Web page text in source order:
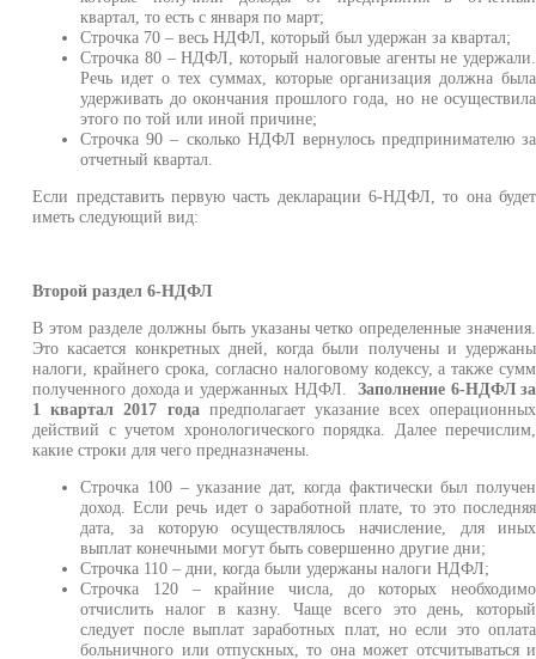
квартал, то есть с января по март;
Строчка 70 – весь НДФЛ, который был удержан за квартал;
Строчка 80 – НДФЛ, который налоговые агенты не удержали.
Речь идет о тех суммах, которые организация должна была
удерживать до окончания прошлого года, но не осуществила
этого по той или иной причине;
Строчка 90 – сколько НДФЛ вернулось предпринимателю за
отчетный квартал.
Если представить первую часть декларации 6-НДФЛ, то она будет
иметь следующий вид:
Второй раздел 6-НДФЛ
В этом разделе должны быть указаны четко определенные значения.
Это касается конкретных дней, когда были получены и удержаны
налоги, крайнего срока, согласно налоговому кодексу, а также сумм
полученного дохода и удержанных НДФЛ. Заполнение 6-НДФЛ за
1 квартал 2017 года предполагает указание всех операционных
действий с учетом хронологического порядка. Далее перечислим,
какие строки для чего предназначены.
Строчка 100 – указание дат, когда фактически был получен
доход. Если речь идет о заработной плате, то это последняя
дата, за которую осуществлялось начисление, для иных
выплат конечными могут быть совершенно другие дни;
Строчка 110 – дни, когда были удержаны налоги НДФЛ;
Строчка 120 – крайние числа, до которых необходимо
отчислить налог в казну. Чаще всего это день, который
следует после выплат заработных плат, но если это оплата
больничного или отпускных, то она может отсчитываться и